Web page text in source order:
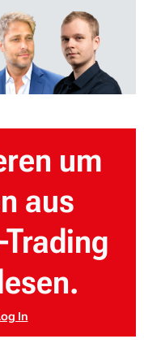
um
aus
In